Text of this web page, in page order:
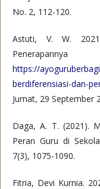
No. 2, 112-120.
Astuti, V. W.
https://
berdiferensiasi-dan-
Jumat, 29 September
Daga, A. T. (2021).
Peran Guru di
7(3), 1075-1090.
Fitria, Devi Kurnia.